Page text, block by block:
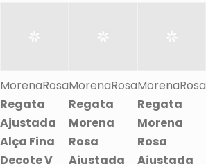
MorenaRosa
Regata
Ajustada
Alça Fina
Decote V
MorenaRosa
Regata
Morena
Rosa
Ajustada
MorenaRosa
Regata
Morena
Rosa
Ajustada